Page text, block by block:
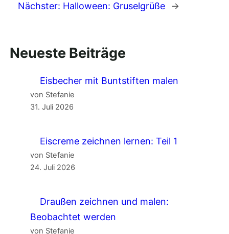
Nächster: Halloween: Gruselgrüße →
Neueste Beiträge
Eisbecher mit Buntstiften malen
von Stefanie
31. Juli 2026
Eiscreme zeichnen lernen: Teil 1
von Stefanie
24. Juli 2026
Draußen zeichnen und malen:
Beobachtet werden
von Stefanie